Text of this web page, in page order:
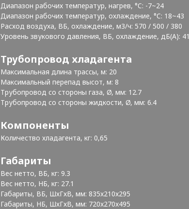
Диапазон рабочих температур, нагрев, °C: -7~24
Диапазон рабочих температур, охлаждение, °C: 18~43
Расход воздуха, ВБ, охлаждение, м3/ч: 570 / 500 / 380
Уровень звукового давления, ВБ, охлаждение, дБ(А):
Трубопровод хладагента
Максимальная длина трассы, м: 20
Максимальный перепад высот, м: 8
Трубопровод со стороны газа, Ø, мм: 12.7
Трубопровод со стороны жидкости, Ø, мм: 6.4
Компоненты
Количество хладагента, кг: 0,65
Габариты
Вес нетто, ВБ, кг: 9.3
Вес нетто, НБ, кг: 27.1
Габариты, ВБ, ШхГхВ, мм: 835x210x295
Габариты, НБ, ШхГхВ, мм: 720x270x495